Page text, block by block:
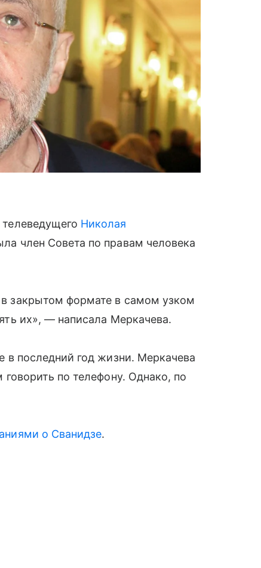
Николая
член Совета по правам человека
закрытом формате в самом узком
их», — написала Меркачева.
в последний год жизни. Меркачева
по телефону. Однако, по
о Сванидзе.